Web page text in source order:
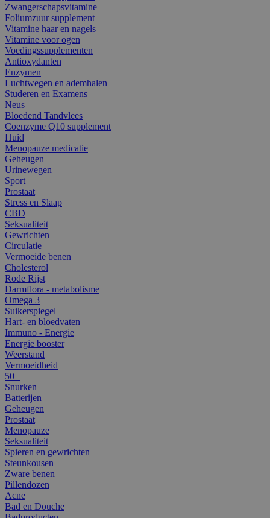
Zwangerschapsvitamine
Foliumzuur supplement
Vitamine haar en nagels
Vitamine voor ogen
Voedingssupplementen
Antioxydanten
Enzymen
Luchtwegen en ademhalen
Studeren en Examens
Neus
Bloedend Tandvlees
Coenzyme Q10 supplement
Huid
Menopauze medicatie
Geheugen
Urinewegen
Sport
Prostaat
Stress en Slaap
CBD
Seksualiteit
Gewrichten
Circulatie
Vermoeide benen
Cholesterol
Rode Rijst
Darmflora - metabolisme
Omega 3
Suikerspiegel
Hart- en bloedvaten
Immuno - Energie
Energie booster
Weerstand
Vermoeidheid
50+
Snurken
Batterijen
Geheugen
Prostaat
Menopauze
Seksualiteit
Spieren en gewrichten
Steunkousen
Zware benen
Pillendozen
Acne
Bad en Douche